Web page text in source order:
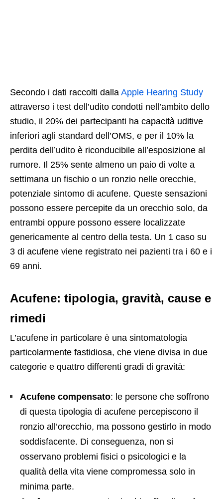
Secondo i dati raccolti dalla Apple Hearing Study
attraverso i test dell’udito condotti nell’ambito dello
studio, il 20% dei partecipanti ha capacità uditive
inferiori agli standard dell’OMS, e per il 10% la
perdita dell’udito è riconducibile all’esposizione al
rumore. Il 25% sente almeno un paio di volte a
settimana un fischio o un ronzio nelle orecchie,
potenziale sintomo di acufene. Queste sensazioni
possono essere percepite da un orecchio solo, da
entrambi oppure possono essere localizzate
genericamente al centro della testa. Un 1 caso su
3 di acufene viene registrato nei pazienti tra i 60 e i
69 anni.
Acufene: tipologia, gravità, cause e
rimedi
L’acufene in particolare è una sintomatologia
particolarmente fastidiosa, che viene divisa in due
categorie e quattro differenti gradi di gravità:
Acufene compensato: le persone che soffrono
di questa tipologia di acufene percepiscono il
ronzio all’orecchio, ma possono gestirlo in modo
soddisfacente. Di conseguenza, non si
osservano problemi fisici o psicologici e la
qualità della vita viene compromessa solo in
minima parte.